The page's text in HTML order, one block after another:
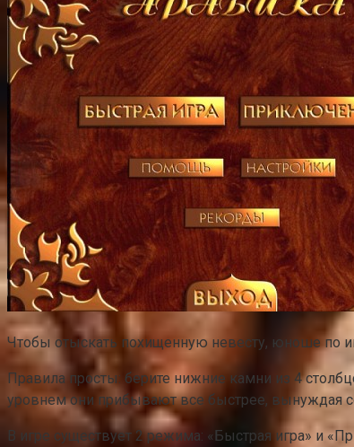
Чтобы отыскать похищенную невесту, юноше по
Правила просты: берите нижние камни из 4
уровнем они прибывают все быстрее, вынуждая
В игре существует 2 режима: «Быстрая игра» и